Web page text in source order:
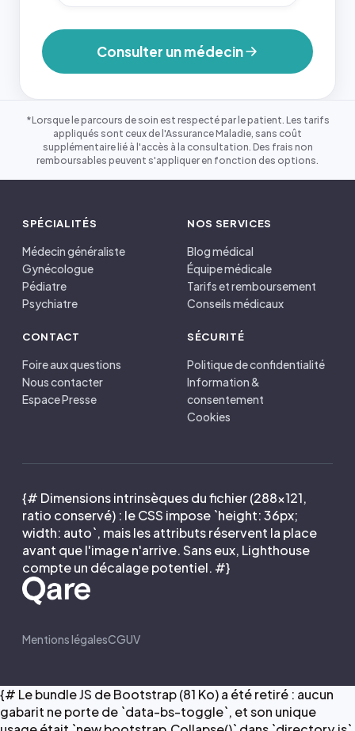
Consulter un médecin
*Lorsque le parcours de soin est respecté par le patient. Les tarifs
appliqués sont ceux de l'Assurance Maladie, sans coût
supplémentaire lié à l'accès à la consultation. Des frais non
remboursables peuvent s'appliquer en fonction des options.
SPÉCIALITÉS
Médecin généraliste
Gynécologue
Pédiatre
Psychiatre
NOS SERVICES
Blog médical
Équipe médicale
Tarifs et remboursement
Conseils médicaux
CONTACT
Foire aux questions
Nous contacter
Espace Presse
SÉCURITÉ
Politique de confidentialité
Information &
consentement
Cookies
{# Dimensions intrinsèques du fichier (288×121,
ratio conservé) : le CSS impose `height: 36px;
width: auto`, mais les attributs réservent la place
avant que l'image n'arrive. Sans eux, Lighthouse
compte un décalage potentiel. #}
Mentions légalesCGUV
{# Le bundle JS de Bootstrap (81 Ko) a été retiré : aucun
gabarit ne porte de `data-bs-toggle`, et son unique